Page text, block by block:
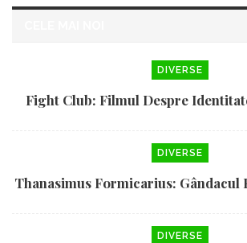
DIVERSE
Fight Club: Filmul Despre
DIVERSE
Thanasimus Formicarius:
DIVERSE